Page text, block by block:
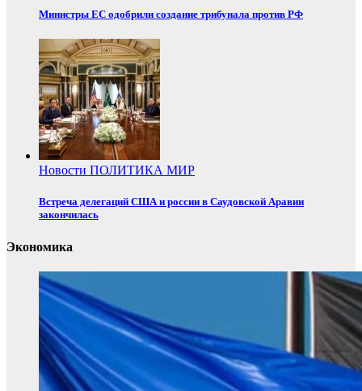
Министры ЕС одобрили создание трибунала против РФ
Новости ПОЛИТИКА МИР
Встреча делегаций США и россии в Саудовской Аравии
закончилась
Экономика